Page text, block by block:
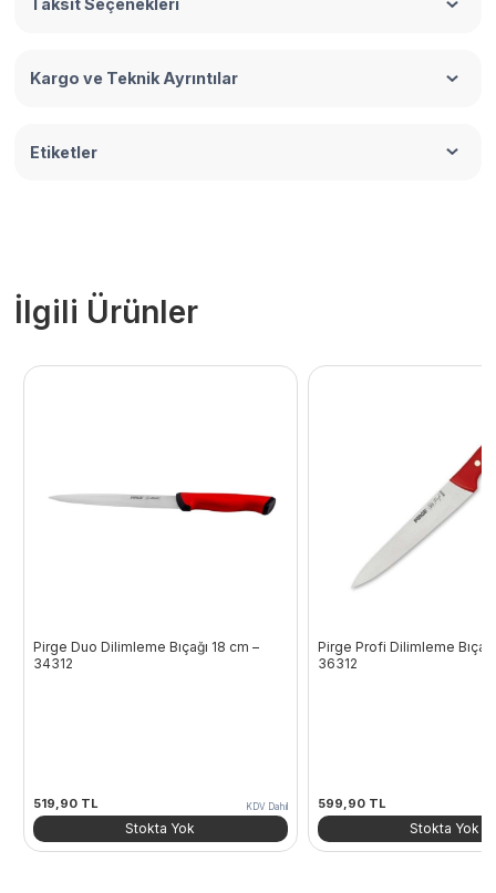
Taksit Seçenekleri
Kargo ve Teknik Ayrıntılar
Etiketler
İlgili Ürünler
Pirge Duo Dilimleme Bıçağı 18 cm –
34312
519,90 TL KDV Dahil
Stokta Yok
Pirge Profi Dilimleme
36312
599,90 TL
Stokta Yok